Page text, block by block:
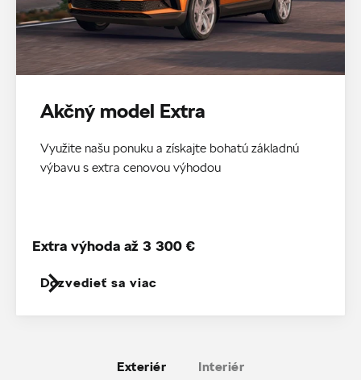
Akčný model Extra
Využite našu ponuku a získajte bohatú základnú
výbavu s extra cenovou výhodou
Dozvedieť sa viac
Extra výhoda až 3 300 €
Exteriér Interiér